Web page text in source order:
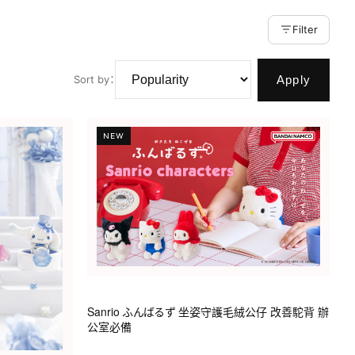
Filter
Sort by： Apply
NEW
Sanrio ふんばるず 坐姿守護毛絨公仔 改善駝背 辦
公室必備